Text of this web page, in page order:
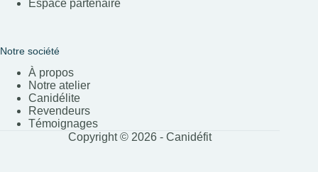
Espace partenaire
Notre société
À propos
Notre atelier
Canidélite
Revendeurs
Témoignages
Copyright © 2026 - Canidéfit